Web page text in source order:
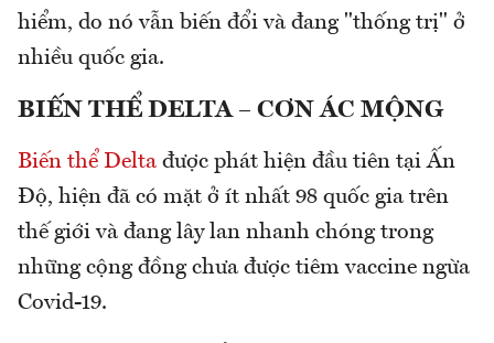
hiểm, do nó vẫn biến đổi và đang "thống trị" ở
nhiều quốc gia.
BIẾN THỂ DELTA – CƠN ÁC MỘNG
Biến thể Delta được phát hiện đầu tiên tại Ấn
Độ, hiện đã có mặt ở ít nhất 98 quốc gia trên
thế giới và đang lây lan nhanh chóng trong
những cộng đồng chưa được tiêm vaccine ngừa
Covid-19.